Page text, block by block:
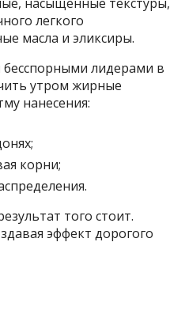
легкого
масла и эликсиры.
лидерами в
утром жирные
нанесения:
корни;
того стоит.
эффект дорогого